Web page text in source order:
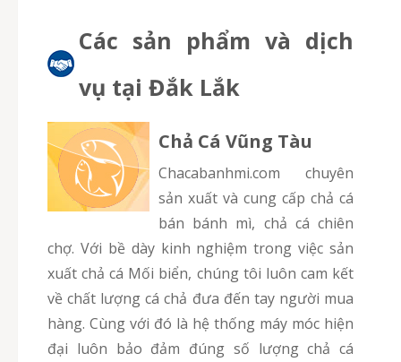
Các sản phẩm và dịch
vụ tại Đắk Lắk
Chả Cá Vũng Tàu
chacabanhmi.com chuyên
sản xuất và cung cấp chả cá
bán bánh mì, chả cá chiên
chợ. Với bề dày kinh nghiệm trong việc sản
xuất chả cá Mối biển, chúng tôi luôn cam kết
về chất lượng cá chả đưa đến tay người mua
hàng. Cùng với đó là hệ thống máy móc hiện
đại luôn bảo đảm đúng số lượng chả cá